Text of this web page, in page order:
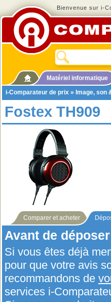
Bienvenue sur i-
Matériel informatique
i-Comparateur de prix » Image, son
Fostex TH909
Comparer et acheter
Avant de
Si vous êtes déjà
pour que votre avis
recommandons de
services i-